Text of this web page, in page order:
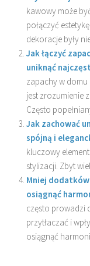
kawowy może
połączyć
dekoracje były
Jak łączyć
uniknąć
zapachy w
jest zrozumienie
Często
Jak zachować
spójną i
kluczowy
stylizacji. Zbyt
Mniej
osiągnąć
często prowadzi
przytłaczać i
osiągnąć